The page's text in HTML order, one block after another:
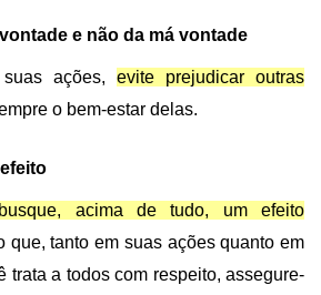
e não da má vontade
ações, evite prejudicar outras
o bem-estar delas.
busque, acima de tudo, um efeito
que, tanto em suas ações quanto em
trata a todos com respeito, assegure-